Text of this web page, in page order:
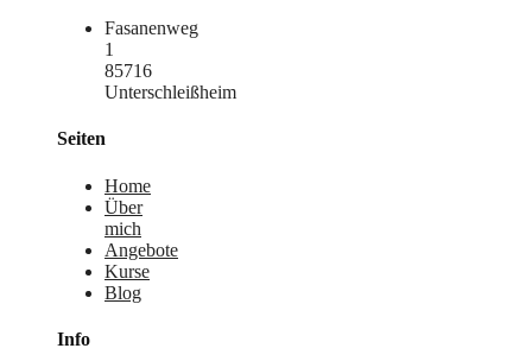
Fasanenweg
1
85716
Unterschleißheim
Seiten
Home
Über
mich
Angebote
Kurse
Blog
Info